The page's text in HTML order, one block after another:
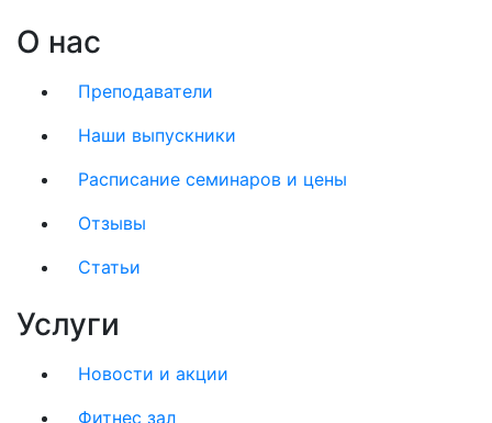
О нас
Преподаватели
Наши выпускники
Расписание семинаров и цены
Отзывы
Статьи
Услуги
Новости и акции
Фитнес зал